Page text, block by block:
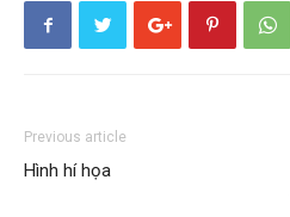
Previous article
Hình hí họa